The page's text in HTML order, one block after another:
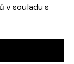
v souladu s